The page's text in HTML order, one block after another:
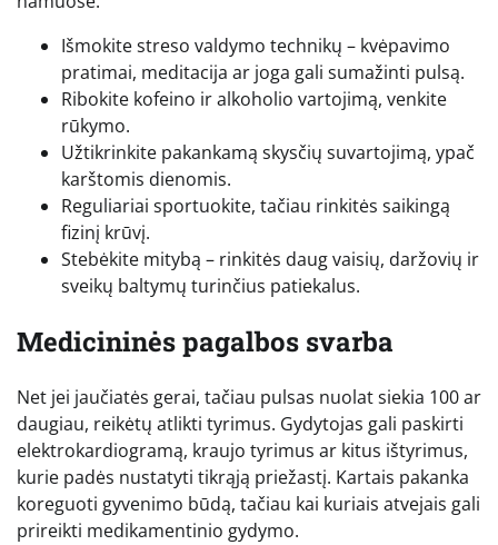
Išmokite streso valdymo technikų – kvėpavimo
pratimai, meditacija ar joga gali sumažinti pulsą.
Ribokite kofeino ir alkoholio vartojimą, venkite
rūkymo.
Užtikrinkite pakankamą skysčių suvartojimą, ypač
karštomis dienomis.
Reguliariai sportuokite, tačiau rinkitės saikingą
fizinį krūvį.
Stebėkite mitybą – rinkitės daug vaisių, daržovių ir
sveikų baltymų turinčius patiekalus.
Medicininės pagalbos svarba
Net jei jaučiatės gerai, tačiau pulsas nuolat siekia 100 ar
daugiau, reikėtų atlikti tyrimus. Gydytojas gali paskirti
elektrokardiogramą, kraujo tyrimus ar kitus ištyrimus,
kurie padės nustatyti tikrąją priežastį. Kartais pakanka
koreguoti gyvenimo būdą, tačiau kai kuriais atvejais gali
prireikti medikamentinio gydymo.